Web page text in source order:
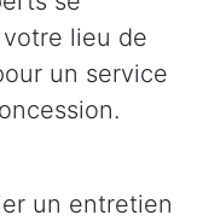
lieu de
un service
un entretien